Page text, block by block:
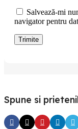
Salvează-mi
navigator pentru
Spune si